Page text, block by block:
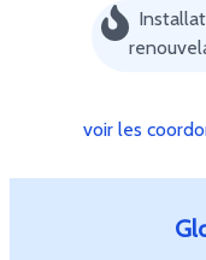
voir les